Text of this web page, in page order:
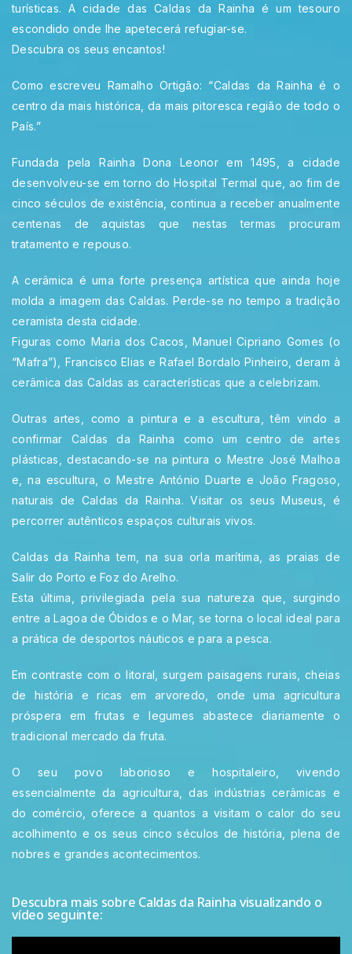
turísticas. A cidade das Caldas da Rainha é um tesouro
escondido onde lhe apetecerá refugiar-se.
Descubra os seus encantos!
Como escreveu Ramalho Ortigão: “Caldas da Rainha é o
centro da mais histórica, da mais pitoresca região de todo o
País.”
Fundada pela Rainha Dona Leonor em 1495, a cidade
desenvolveu-se em torno do Hospital Termal que, ao fim de
cinco séculos de existência, continua a receber anualmente
centenas de aquistas que nestas termas procuram
tratamento e repouso.
A cerâmica é uma forte presença artística que ainda hoje
molda a imagem das Caldas. Perde-se no tempo a tradição
ceramista desta cidade.
Figuras como Maria dos Cacos, Manuel Cipriano Gomes (o
“Mafra”), Francisco Elias e Rafael Bordalo Pinheiro, deram à
cerâmica das Caldas as características que a celebrizam.
Outras artes, como a pintura e a escultura, têm vindo a
confirmar Caldas da Rainha como um centro de artes
plásticas, destacando-se na pintura o Mestre José Malhoa
e, na escultura, o Mestre António Duarte e João Fragoso,
naturais de Caldas da Rainha. Visitar os seus Museus, é
percorrer autênticos espaços culturais vivos.
Caldas da Rainha tem, na sua orla marítima, as praias de
Salir do Porto e Foz do Arelho.
Esta última, privilegiada pela sua natureza que, surgindo
entre a Lagoa de Óbidos e o Mar, se torna o local ideal para
a prática de desportos náuticos e para a pesca.
Em contraste com o litoral, surgem paisagens rurais, cheias
de história e ricas em arvoredo, onde uma agricultura
próspera em frutas e legumes abastece diariamente o
tradicional mercado da fruta.
O seu povo laborioso e hospitaleiro, vivendo
essencialmente da agricultura, das indústrias cerâmicas e
do comércio, oferece a quantos a visitam o calor do seu
acolhimento e os seus cinco séculos de história, plena de
nobres e grandes acontecimentos.
Descubra mais sobre Caldas da Rainha visualizando o
vídeo seguinte: